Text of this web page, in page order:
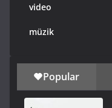
video
müzik
Popular